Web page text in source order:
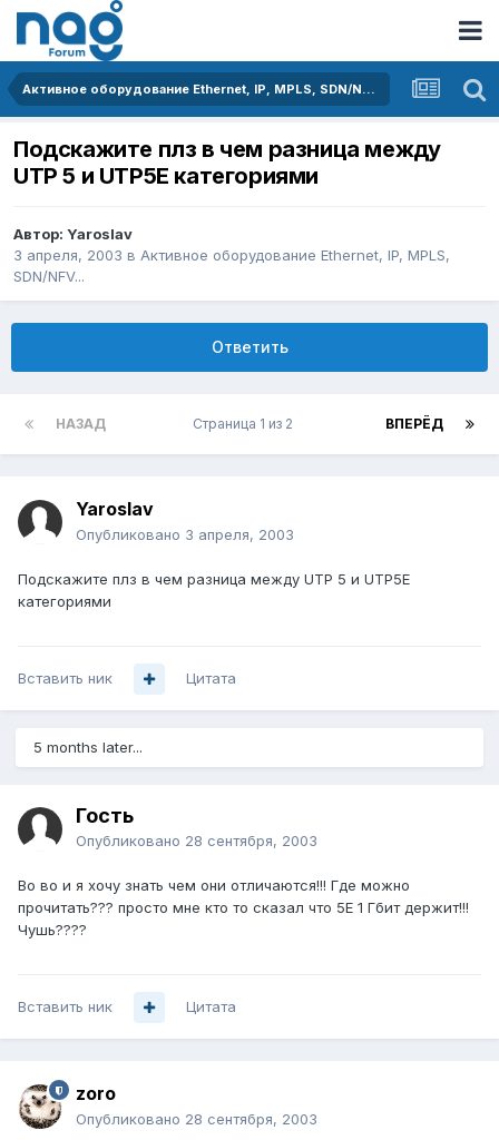
Активное оборудование Ethernet, IP, MPLS, SDN/NFV...
Подскажите плз в чем разница между
UTP 5 и UTP5E категориями
Автор: Yaroslav
3 апреля, 2003 в Активное оборудование Ethernet, IP, MPLS,
SDN/NFV...
Ответить
НАЗАД ВПЕРЁД
Страница 1 из 2
Yaroslav
Опубликовано 3 апреля, 2003
Подскажите плз в чем разница между UTP 5 и UTP5E
категориями
Вставить ник Цитата
5 months later...
Гость
Опубликовано 28 сентября, 2003
Во во и я хочу знать чем они отличаются!!! Где можно
прочитать??? просто мне кто то сказал что 5Е 1 Гбит держит!!!
Чушь????
Вставить ник Цитата
zoro
Опубликовано 28 сентября, 2003